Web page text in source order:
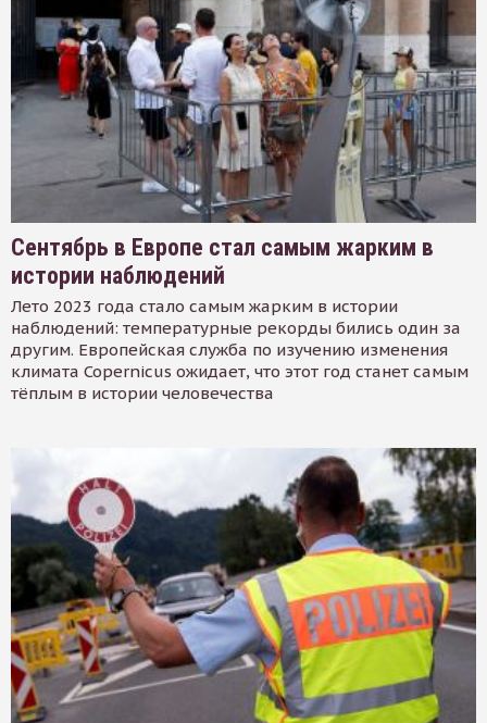
Сентябрь в Европе стал самым жарким в
истории наблюдений
Лето 2023 года стало самым жарким в истории
наблюдений: температурные рекорды бились один за
другим. Европейская служба по изучению изменения
климата Copernicus ожидает, что этот год станет самым
тёплым в истории человечества